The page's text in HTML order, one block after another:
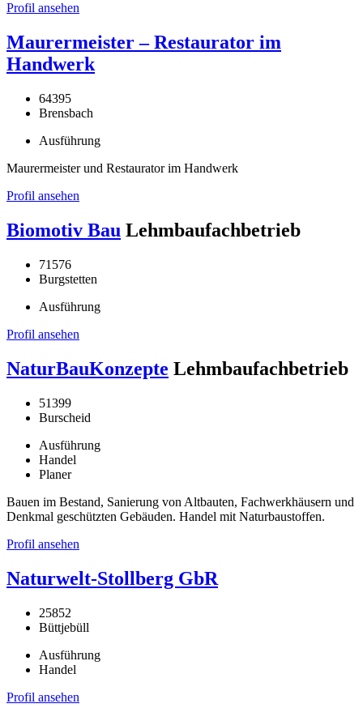
Profil ansehen
Maurermeister – Restaurator im
Handwerk
64395
Brensbach
Ausführung
Maurermeister und Restaurator im Handwerk
Profil ansehen
Biomotiv Bau Lehmbaufachbetrieb
71576
Burgstetten
Ausführung
Profil ansehen
NaturBauKonzepte Lehmbaufachbetrieb
51399
Burscheid
Ausführung
Handel
Planer
Bauen im Bestand, Sanierung von Altbauten, Fachwerkhäusern und
Denkmal geschützten Gebäuden. Handel mit Naturbaustoffen.
Profil ansehen
Naturwelt-Stollberg GbR
25852
Büttjebüll
Ausführung
Handel
Profil ansehen